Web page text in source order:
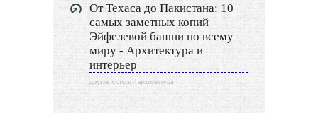
От Техаса до Пакистана: 10
самых заметных копий
Эйфелевой башни по всему
миру - Архитектура и
интерьер
другие услуги / архитектура